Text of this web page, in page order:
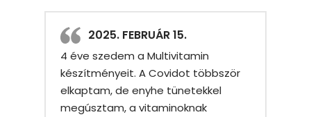
2025. FEBRUÁR 15.
4 éve szedem a Multivitamin
készítményeit. A Covidot többször
elkaptam, de enyhe tünetekkel
megúsztam, a vitaminoknak